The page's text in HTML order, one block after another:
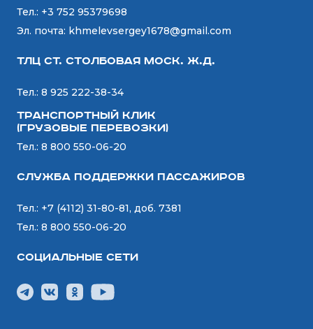
Тел.: +3 752 95379698
Эл. почта: khmelevsergey1678@gmail.com
ТЛЦ ст. СТОЛБОВАЯ Моск. Ж.Д.
Тел.: 8 925 222-38-34
Транспортный Клик
(Грузовые перевозки)
Тел.: 8 800 550-06-20
Служба поддержки пассажиров
Тел.: +7 (4112) 31-80-81, доб. 7381
Тел.: 8 800 550-06-20
Социальные сети